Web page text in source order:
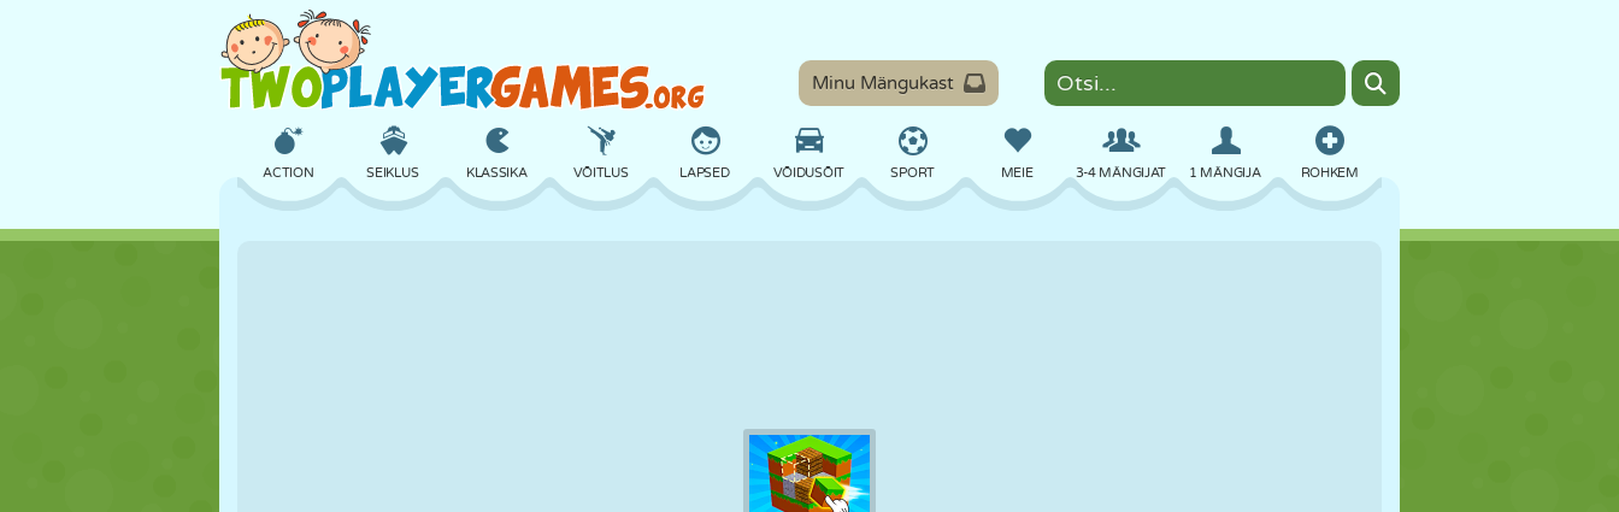
Minu Mängukast
ROHKEM
ACTION SEIKLUS KLASSIKA VÕITLUS LAPSED VÕIDUSÕIT SPORT MEIE 3-4 MÄNGIJAT 1 MÄNGIJA
KOLETISED MOOTORRATAS